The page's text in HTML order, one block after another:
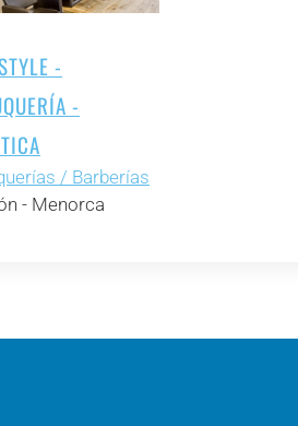
-
-
/ Barberías
- Menorca